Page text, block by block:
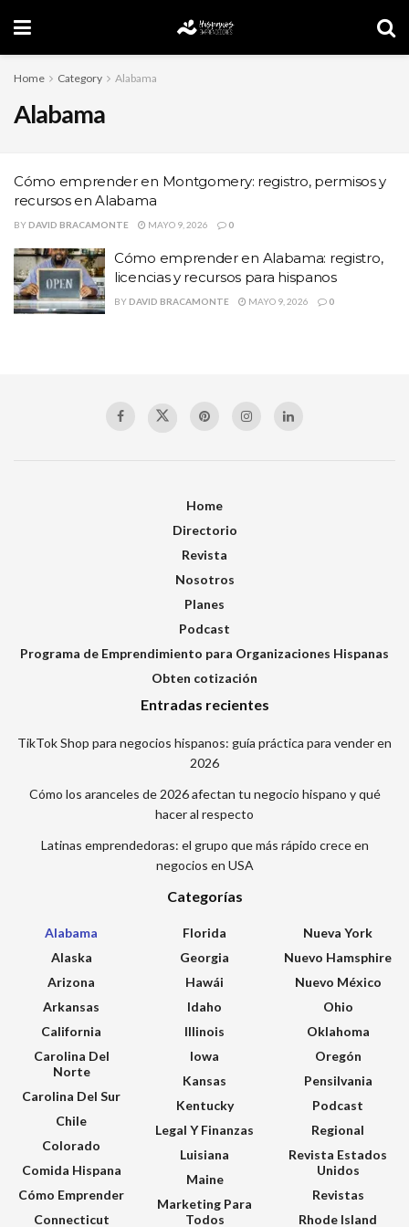
Home Category Alabama
Alabama
Cómo emprender en Montgomery: registro, permisos y
recursos en Alabama
BY DAVID BRACAMONTE MAYO 9, 2026 0
Cómo emprender en Alabama: registro,
licencias y recursos para hispanos
BY DAVID BRACAMONTE MAYO 9, 2026 0
Home
Directorio
Revista
Nosotros
Planes
Podcast
Programa de Emprendimiento para Organizaciones Hispanas
Obten cotización
Entradas recientes
TikTok Shop para negocios hispanos: guía práctica para vender en
2026
Cómo los aranceles de 2026 afectan tu negocio hispano y qué
hacer al respecto
Latinas emprendedoras: el grupo que más rápido crece en
negocios en USA
Categorías
Alabama
Alaska
Arizona
Arkansas
California
Carolina Del
Norte
Carolina Del Sur
Chile
Colorado
Comida Hispana
Cómo Emprender
Connecticut
Florida
Georgia
Hawái
Idaho
Illinois
Iowa
Kansas
Kentucky
Legal Y Finanzas
Luisiana
Maine
Marketing Para
Todos
Nueva York
Nuevo Hamsphire
Nuevo México
Ohio
Oklahoma
Oregón
Pensilvania
Podcast
Regional
Revista Estados
Unidos
Revistas
Rhode Island